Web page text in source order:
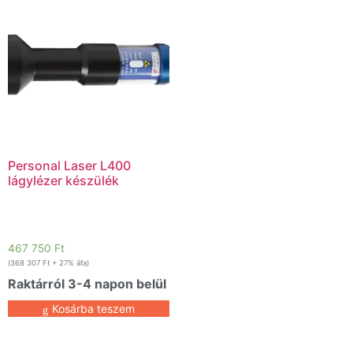
Personal Laser L400
lágylézer készülék
467 750 Ft
(368 307 Ft + 27% áfa)
Raktárról 3-4 napon belül
Kosárba teszem